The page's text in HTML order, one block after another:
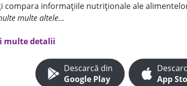
compara informațiile nutriționale ale
multe altele...
multe detalii
Descarcă din
Google Play
App